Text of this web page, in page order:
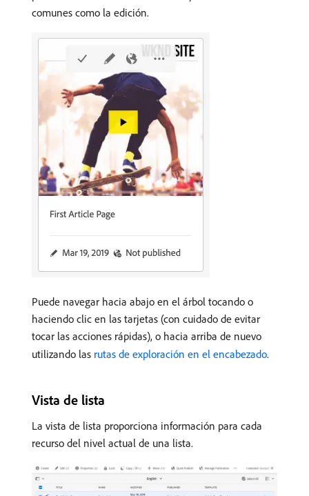
comunes como la edición.
Puede navegar hacia abajo en el árbol tocando o
haciendo clic en las tarjetas (con cuidado de evitar
tocar las acciones rápidas), o hacia arriba de nuevo
utilizando las rutas de exploración en el encabezado.
Vista de lista
La vista de lista proporciona información para cada
recurso del nivel actual de una lista.